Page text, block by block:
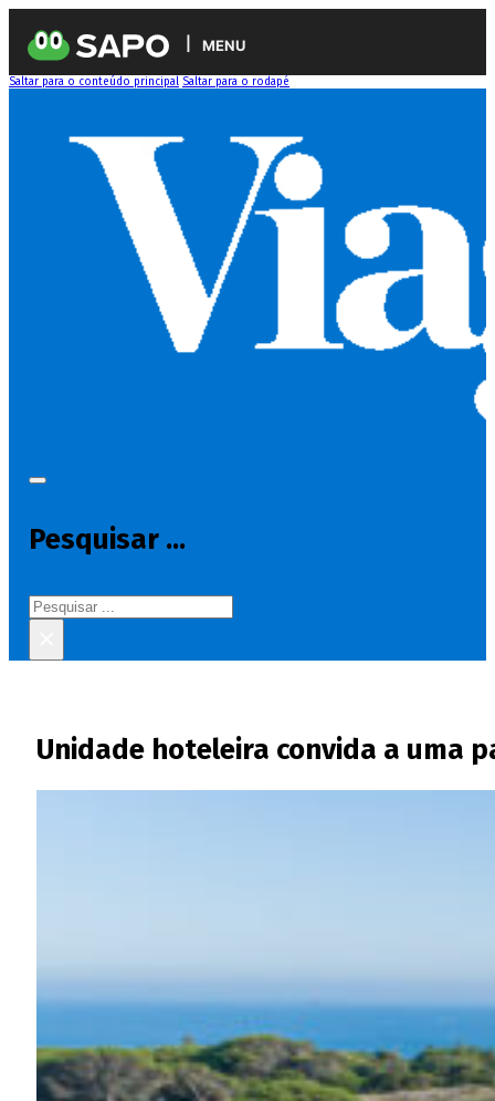
MENU
Saltar para o conteúdo principal Saltar para o rodapé
Pesquisar ...
Pesquisar
Unidade hoteleira convida a uma